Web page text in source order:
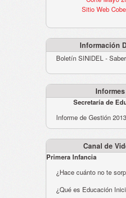
Sitio Web
Información
Boletín SINIDEL -
Informes
Secretaría de
Informe de Gestión 2013
Canal de
Primera Infancia
¿Hace cuánto no te
¿Qué es Educación